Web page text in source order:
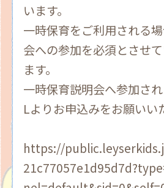
います。
一時保育をご利用される
会への参加を必須とさせ
ます。
一時保育説明会へ参加さ
Lよりお申込みをお願いい
https://